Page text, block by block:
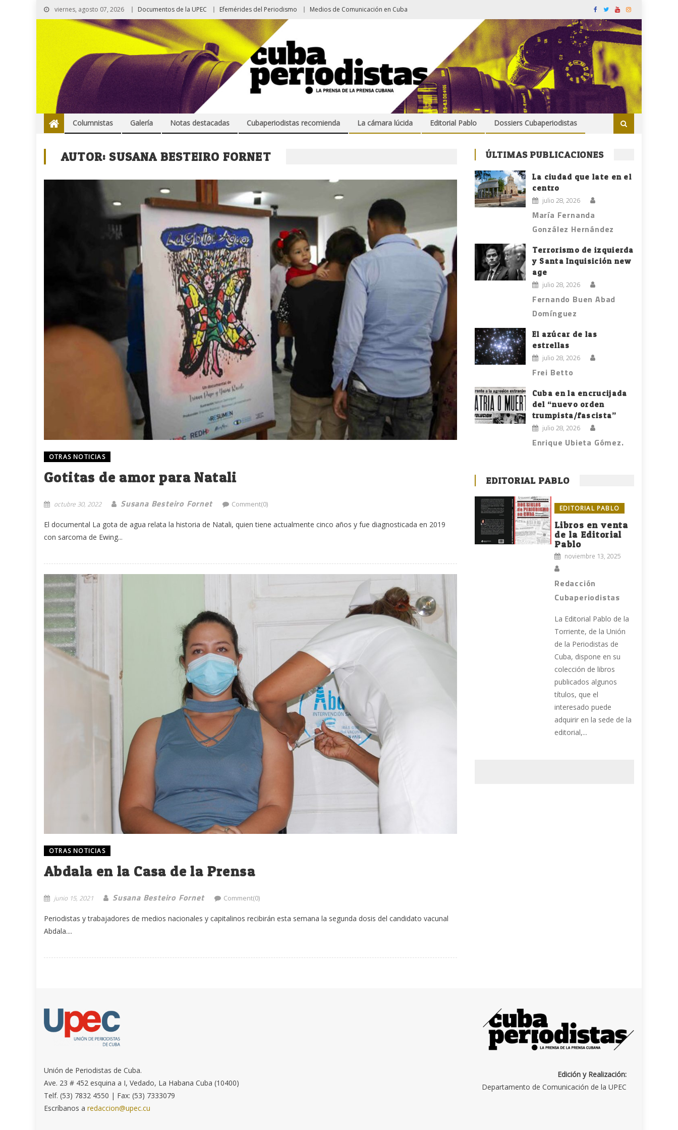
viernes, agosto 07, 2026 Documentos de la UPEC Efemérides del Periodismo Medios de Comunicación en Cuba
Columnistas Galería Notas destacadas Cubaperiodistas recomienda La cámara lúcida Editorial Pablo Dossiers Cubaperiodistas
AUTOR: SUSANA BESTEIRO FORNET
OTRAS NOTICIAS
Gotitas de amor para Natali
octubre 30, 2022 Susana Besteiro Fornet Comment(0)
El documental La gota de agua relata la historia de Natali, quien tiene actualmente cinco años y fue diagnosticada en 2019
con sarcoma de Ewing...
OTRAS NOTICIAS
Abdala en la Casa de la Prensa
junio 15, 2021 Susana Besteiro Fornet Comment(0)
Periodistas y trabajadores de medios nacionales y capitalinos recibirán esta semana la segunda dosis del candidato vacunal
Abdala....
ÚLTIMAS PUBLICACIONES
La ciudad que late en el
centro
julio 28, 2026
María Fernanda
González Hernández
Terrorismo de izquierda
y Santa Inquisición new
age
julio 28, 2026
Fernando Buen Abad
Domínguez
El azúcar de las
estrellas
julio 28, 2026
Frei Betto
Cuba en la encrucijada
del “nuevo orden
trumpista/fascista”
julio 28, 2026
Enrique Ubieta Gómez.
EDITORIAL PABLO
EDITORIAL PABLO
Libros en venta
de la Editorial
Pablo
noviembre 13, 2025
Redacción
Cubaperiodistas
La Editorial Pablo de la
Torriente, de la Unión
de la Periodistas de
Cuba, dispone en su
colección de libros
publicados algunos
títulos, que el
interesado puede
adquirir en la sede de la
editorial,...
Unión de Periodistas de Cuba.
Ave. 23 # 452 esquina a I, Vedado, La Habana Cuba (10400)
Telf. (53) 7832 4550 | Fax: (53) 7333079
Escríbanos aredaccion@upec.cu
Edición y Realización:
Departamento de Comunicación de la UPEC